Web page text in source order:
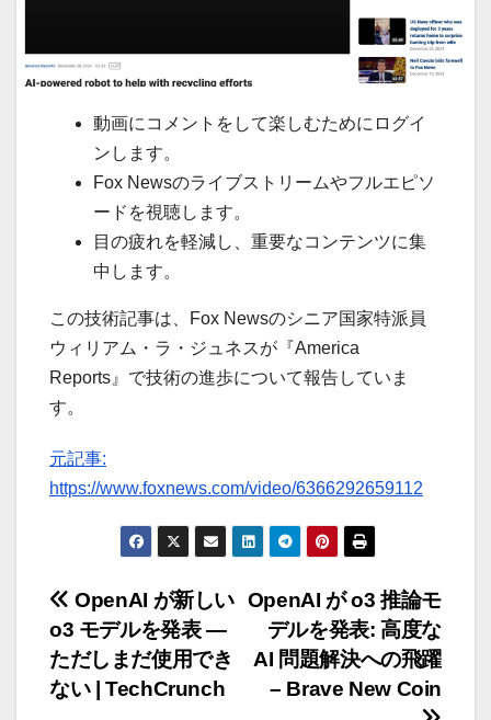
動画にコメントをして楽しむためにログイ
ンします。
Fox Newsのライブストリームやフルエピソ
ードを視聴します。
目の疲れを軽減し、重要なコンテンツに集
中します。
この技術記事は、Fox Newsのシニア国家特派員
ウィリアム・ラ・ジュネスが『America
Reports』で技術の進歩について報告していま
す。
元記事:
https://www.foxnews.com/video/6366292659112
投
稿
ナ
OpenAI が o3 推論モ
デルを発表: 高度な
AI 問題解決への飛躍
– Brave New Coin
OpenAI が新しい
o3 モデルを発表 —
ただしまだ使用でき
ない | TechCrunch